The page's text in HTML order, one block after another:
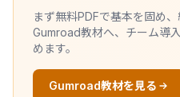
まず無料PDFで基本を固め
Gumroad教材へ、チーム導
めます。
Gumroad教材を見る